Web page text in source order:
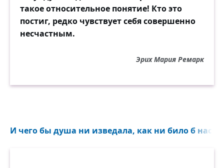
слышит других. Но человека с
молоточком нет, счастливый живёт себе,
и мелкие житейские заботы волнуют его
такое относительное понятие! Кто это
постиг, редко чувствует себя совершенно
несчастным.
Эрих Мария Ремарк
И чего бы душа ни изведала, как ни било б нас